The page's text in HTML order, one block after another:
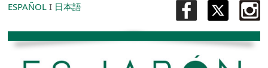
ESPAÑOL I 日本語